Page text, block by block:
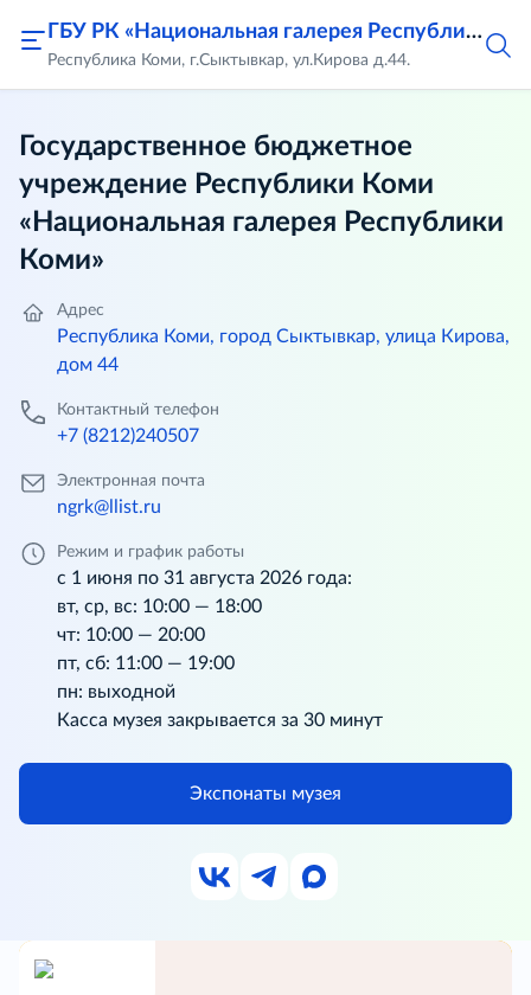
ГБУ РК «Национальная галерея Республики Коми»
Республика Коми, г.Сыктывкар, ул.Кирова д.44.
Государственное бюджетное
учреждение Республики Коми
«Национальная галерея Республики
Коми»
Адрес
Республика Коми, город Сыктывкар, улица Кирова,
дом 44
Контактный телефон
+7 (8212)240507
Электронная почта
ngrk@llist.ru
Режим и график работы
с 1 июня по 31 августа 2026 года:
вт, ср, вс: 10:00 — 18:00
чт: 10:00 — 20:00
пт, сб: 11:00 — 19:00
пн: выходной
Касса музея закрывается за 30 минут
Экспонаты музея